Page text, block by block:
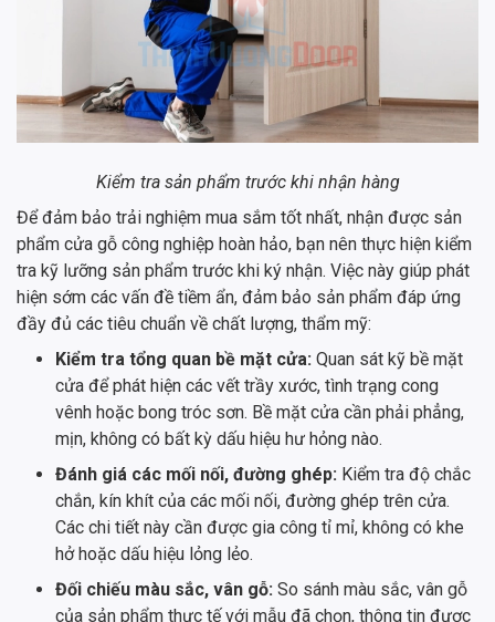
Kiểm tra sản phẩm trước khi nhận hàng
Để đảm bảo trải nghiệm mua sắm tốt nhất, nhận được sản
phẩm cửa gỗ công nghiệp hoàn hảo, bạn nên thực hiện kiểm
tra kỹ lưỡng sản phẩm trước khi ký nhận. Việc này giúp phát
hiện sớm các vấn đề tiềm ẩn, đảm bảo sản phẩm đáp ứng
đầy đủ các tiêu chuẩn về chất lượng, thẩm mỹ:
Kiểm tra tổng quan bề mặt cửa: Quan sát kỹ bề mặt
cửa để phát hiện các vết trầy xước, tình trạng cong
vênh hoặc bong tróc sơn. Bề mặt cửa cần phải phẳng,
mịn, không có bất kỳ dấu hiệu hư hỏng nào.
Đánh giá các mối nối, đường ghép: Kiểm tra độ chắc
chắn, kín khít của các mối nối, đường ghép trên cửa.
Các chi tiết này cần được gia công tỉ mỉ, không có khe
hở hoặc dấu hiệu lỏng lẻo.
Đối chiếu màu sắc, vân gỗ: So sánh màu sắc, vân gỗ
của sản phẩm thực tế với mẫu đã chọn, thông tin được